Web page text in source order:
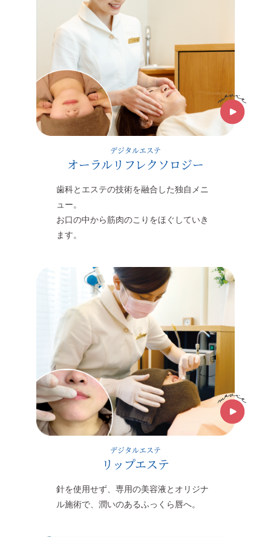
デジタルエステ
オーラルリフレクソロジー
歯科とエステの技術を融合した独自メニ
ュー。
お口の中から筋肉のこりをほぐしていき
ます。
デジタルエステ
リップエステ
針を使用せず、専用の美容液とオリジナ
ル施術で、潤いのあるふっくら唇へ。